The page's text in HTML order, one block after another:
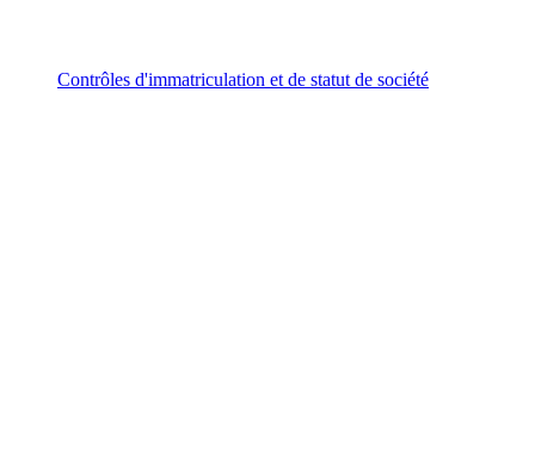
Contrôles d'immatriculation et de statut de société